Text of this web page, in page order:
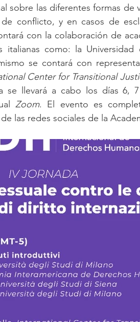
sobre las diferentes formas de
conflicto, y en casos de
con la colaboración de
italianas como: la Universidad
se contará con
Center for Transitional
se llevará a cabo los días 6,
Zoom. El evento es
las redes sociales de la